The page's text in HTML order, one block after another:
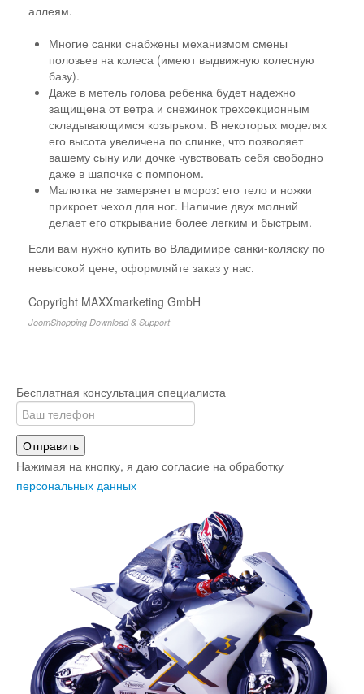
аллеям.
Многие санки снабжены механизмом смены
полозьев на колеса (имеют выдвижную колесную
базу).
Даже в метель голова ребенка будет надежно
защищена от ветра и снежинок трехсекционным
складывающимся козырьком. В некоторых моделях
его высота увеличена по спинке, что позволяет
вашему сыну или дочке чувствовать себя свободно
даже в шапочке с помпоном.
Малютка не замерзнет в мороз: его тело и ножки
прикроет чехол для ног. Наличие двух молний
делает его открывание более легким и быстрым.
Если вам нужно купить во Владимире санки-коляску по
невысокой цене, оформляйте заказ у нас.
Copyright MAXXmarketing GmbH
JoomShopping Download & Support
Бесплатная консультация специалиста
Отправить
Нажимая на кнопку, я даю согласие на обработку
персональных данных